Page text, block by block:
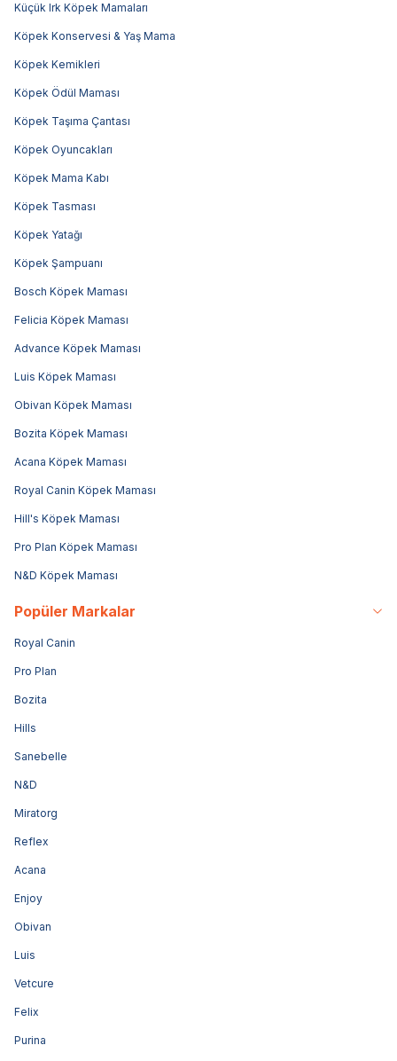
Küçük Irk Köpek Mamaları
Köpek Konservesi & Yaş Mama
Köpek Kemikleri
Köpek Ödül Maması
Köpek Taşıma Çantası
Köpek Oyuncakları
Köpek Mama Kabı
Köpek Tasması
Köpek Yatağı
Köpek Şampuanı
Bosch Köpek Maması
Felicia Köpek Maması
Advance Köpek Maması
Luis Köpek Maması
Obivan Köpek Maması
Bozita Köpek Maması
Acana Köpek Maması
Royal Canin Köpek Maması
Hill's Köpek Maması
Pro Plan Köpek Maması
N&D Köpek Maması
Popüler Markalar
Royal Canin
Pro Plan
Bozita
Hills
Sanebelle
N&D
Miratorg
Reflex
Acana
Enjoy
Obivan
Luis
Vetcure
Felix
Purina